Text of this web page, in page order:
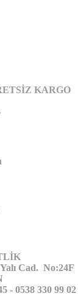
KARGO
Cad. No:24F
- 0538 330 99 02